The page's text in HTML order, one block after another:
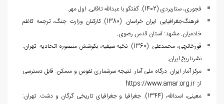
فجوری، ستاربردی (1402). گفتگو با عبدالله تاقانی. اول مهر.
فرهنگ‌جغرافیایی ایران خراسان. (1380). کارکنان وزارت جنگ، ترجمه کاظم
خادمیان. مشهد: آستان قدس رضوی.
قورخانچی، محمدعلی. (1360). نخبه سیفیه، بکوشش منصوره اتحادیه. تهران:
نشرتاریخ ایران.
مرکز آمار ایران. درگاه ملی آمار. نتیجه سرشماری نفوس و مسکن. قابل دسترسی
از:https://www.amar.org.ir
معینی، اسدالله، (1344). جغرافیا و جغرافیای تاریخی گرگان و دشت. تهران: